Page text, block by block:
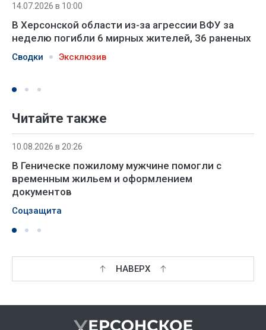
14.07.2026 в 10:00
В Херсонской области из-за агрессии ВФУ за
неделю погибли 6 мирных жителей, 36 раненых
Сводки Эксклюзив
Читайте также
10.08.2026 в 20:26
В Геническе пожилому мужчине помогли с
временным жильем и оформлением
документов
Соцзащита
НАВЕРХ